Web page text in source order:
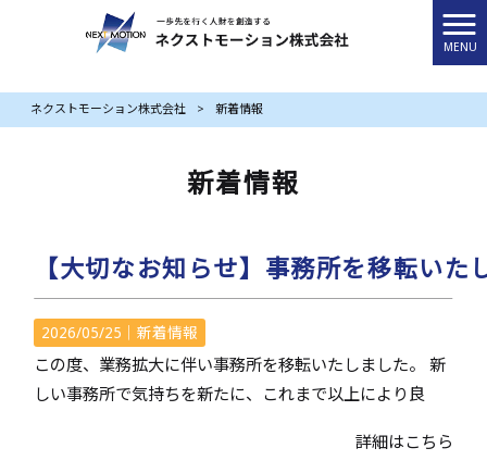
MENU
ネクストモーション株式会社 > 新着情報
新着情報
【大切なお知らせ】事務所を移転いた
2026/05/25｜新着情報
この度、業務拡大に伴い事務所を移転いたしました。 新
しい事務所で気持ちを新たに、これまで以上により良
詳細はこちら